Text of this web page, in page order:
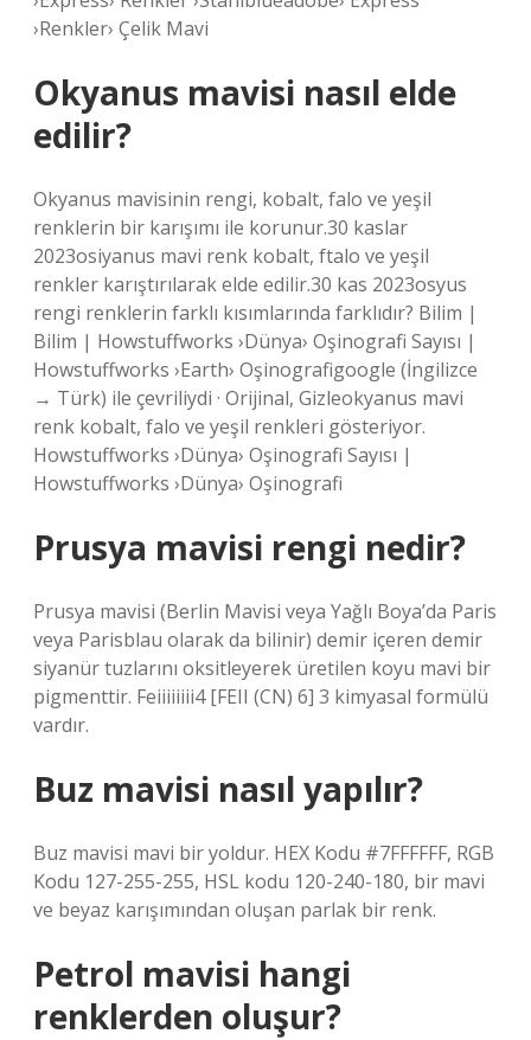
›Renkler› Çelik Mavi
Okyanus mavisi nasıl elde
edilir?
Okyanus mavisinin rengi, kobalt, falo ve yeşil
renklerin bir karışımı ile korunur.30 kaslar
2023osiyanus mavi renk kobalt, ftalo ve yeşil
renkler karıştırılarak elde edilir.30 kas 2023osyus
rengi renklerin farklı kısımlarında farklıdır? Bilim |
Bilim | Howstuffworks ›Dünya› Oşinografi Sayısı |
Howstuffworks ›Earth› Oşinografigoogle (İngilizce
→ Türk) ile çevriliydi · Orijinal, Gizleokyanus mavi
renk kobalt, falo ve yeşil renkleri gösteriyor.
Howstuffworks ›Dünya› Oşinografi Sayısı |
Howstuffworks ›Dünya› Oşinografi
Prusya mavisi rengi nedir?
Prusya mavisi (Berlin Mavisi veya Yağlı Boya’da Paris
veya Parisblau olarak da bilinir) demir içeren demir
siyanür tuzlarını oksitleyerek üretilen koyu mavi bir
pigmenttir. Feiiiiiiii4 [FEII (CN) 6] 3 kimyasal formülü
vardır.
Buz mavisi nasıl yapılır?
Buz mavisi mavi bir yoldur. HEX Kodu #7FFFFFF, RGB
Kodu 127-255-255, HSL kodu 120-240-180, bir mavi
ve beyaz karışımından oluşan parlak bir renk.
Petrol mavisi hangi
renklerden oluşur?